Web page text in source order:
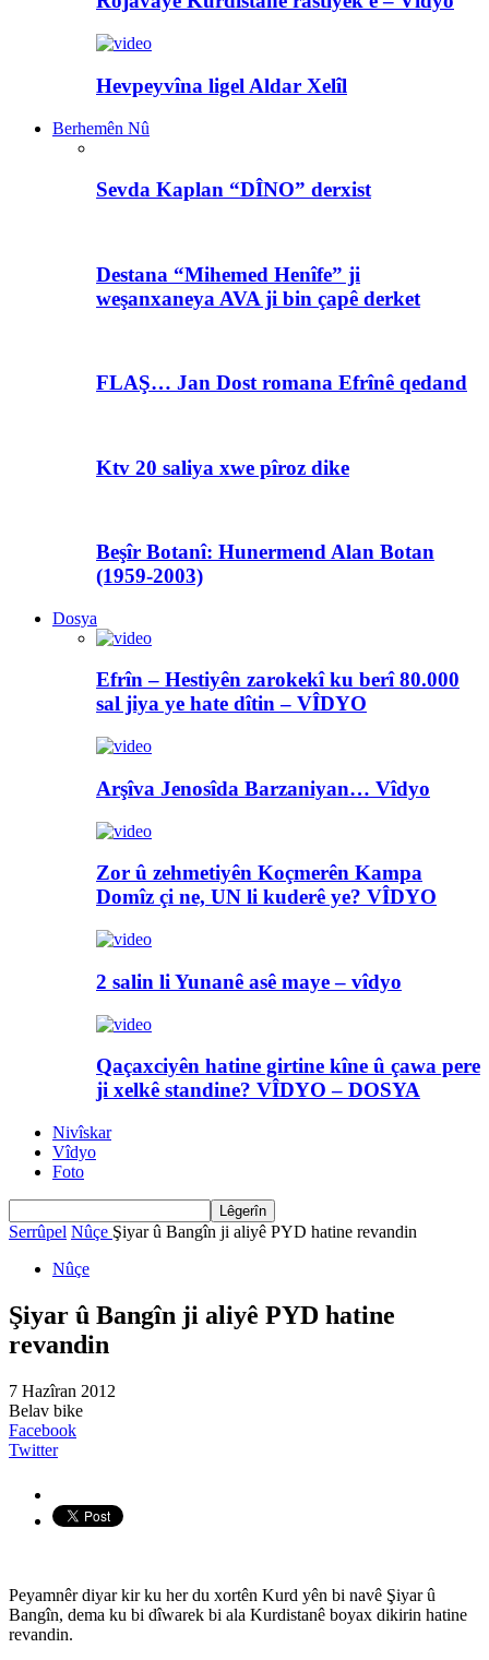
Hevpeyvîna ligel Aldar Xelîl
Berhemên Nû
Sevda Kaplan “DÎNO” derxist
Destana “Mihemed Henîfe” ji
weşanxaneya AVA ji bin çapê derket
FLAŞ… Jan Dost romana Efrînê qedand
Ktv 20 saliya xwe pîroz dike
Beşîr Botanî: Hunermend Alan Botan
(1959-2003)
Dosya
Efrîn – Hestiyên zarokekî ku berî 80.000
sal jiya ye hate dîtin – VÎDYO
Arşîva Jenosîda Barzaniyan… Vîdyo
Zor û zehmetiyên Koçmerên Kampa
Domîz çi ne, UN li kuderê ye? VÎDYO
2 salin li Yunanê asê maye – vîdyo
Qaçaxciyên hatine girtine kîne û çawa pere
ji xelkê standine? VÎDYO – DOSYA
Nivîskar
Vîdyo
Foto
Serrûpel Nûçe Şiyar û Bangîn ji aliyê PYD hatine revandin
Nûçe
Şiyar û Bangîn ji aliyê PYD hatine
revandin
7 Hazîran 2012
Belav bike
Facebook
Twitter
Peyamnêr diyar kir ku her du xortên Kurd yên bi navê Şiyar û
Bangîn, dema ku bi dîwarek bi ala Kurdistanê boyax dikirin hatine
revandin.